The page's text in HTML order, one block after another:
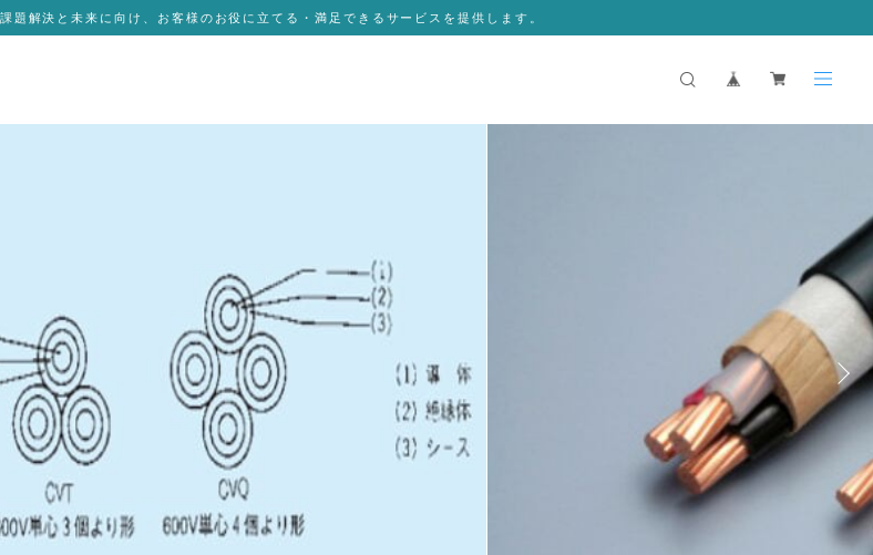
題解決と未来に向け、お客様のお役に立てる・満足できるサービスを提供します。